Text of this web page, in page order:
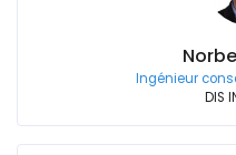
Ingénieur
DIS